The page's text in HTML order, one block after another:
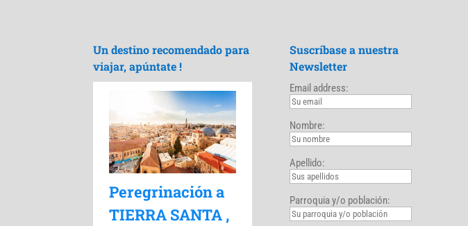
Un destino recomendado para
viajar, apúntate !
Peregrinación a
TIERRA SANTA ,
Suscríbase a nuestra
Newsletter
Email address:
Nombre:
Apellido:
Parroquia y/o población: